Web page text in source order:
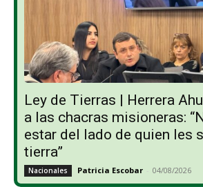
Ley de Tierras | Herrera
a las chacras misioneras:
estar del lado de quien les
tierra”
Nacionales Patricia Escobar - 04/08/2026